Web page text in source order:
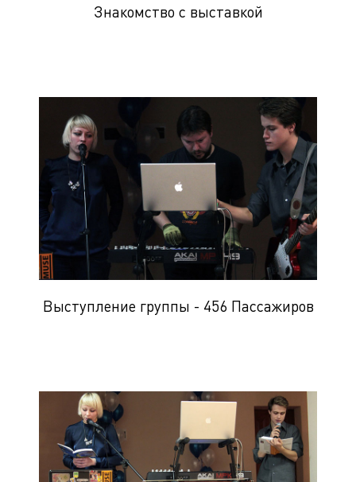
Знакомство с выставкой
Выступление группы - 456 Пассажиров